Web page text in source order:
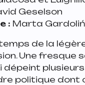
Geselson
: Marta
de la
Une
dépeint
politique dont